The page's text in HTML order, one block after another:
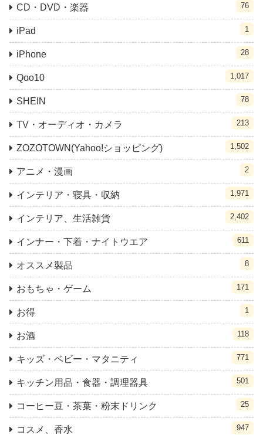
CD・DVD・楽器 76
iPad 1
iPhone 28
Qoo10 1,017
SHEIN 78
TV・オーディオ・カメラ 213
ZOZOTOWN(Yahoo!ショッピング) 1,502
アニメ・漫画 2
インテリア・寝具・収納 1,971
インテリア、生活雑貨 2,402
インナー・下着・ナイトウエア 611
オススメ製品 8
おもちゃ・ゲーム 171
お得 1
お酒 118
キッズ・ベビー・マタニティ 771
キッチン用品・食器・調理器具 501
コーヒー豆・茶葉・粉末ドリンク 25
コスメ、香水 947